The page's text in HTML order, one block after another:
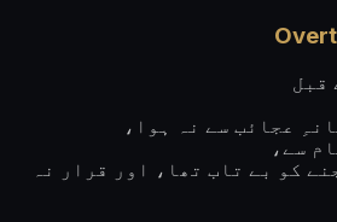
قبل
عجائب سے نہ ہوا،
سے،
کو بے تاب تھا، اور قرار نہ